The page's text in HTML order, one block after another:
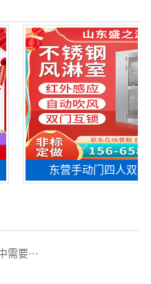
东营手动门四人双吹风
要···